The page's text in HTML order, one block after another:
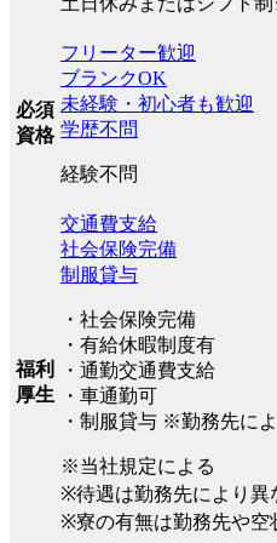
必須
資格
フリーター歓迎
ブランクOK
未経験・初心者も歓迎
学歴不問
経験不問
福利
厚生
交通費支給
社会保険完備
制服貸与
・社会保険完備
・有給休暇制度有
・通勤交通費支給
・車通勤可
・制服貸与 ※勤務先に
※当社規定による
※待遇は勤務先により異
※寮の有無は勤務先や空